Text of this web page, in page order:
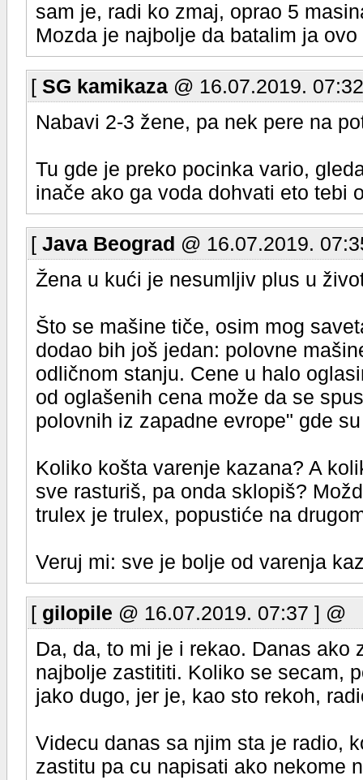
sam je, radi ko zmaj, oprao 5
Mozda je najbolje da batalim ja
[ SG kamikaza @ 16.07.2019.
Nabavi 2-3 žene, pa nek pere na
Tu gde je preko pocinka vario,
inače ako ga voda dohvati eto tebi
[ Java Beograd @ 16.07.2019.
Žena u kući je nesumljiv plus u
Što se mašine tiče, osim mog
dodao bih još jedan: polovne
odličnom stanju. Cene u halo
od oglašenih cena može da se
polovnih iz zapadne evrope" gde
Koliko košta varenje kazana? A
sve rasturiš, pa onda sklopiš?
trulex je trulex, popustiće na
Veruj mi: sve je bolje od varenja
[ gilopile @ 16.07.2019. 07:37 ] @
Da, da, to mi je i rekao. Danas
najbolje zastititi. Koliko se secam,
jako dugo, jer je, kao sto rekoh,
Videcu danas sa njim sta je radio,
zastitu pa cu napisati ako nekome